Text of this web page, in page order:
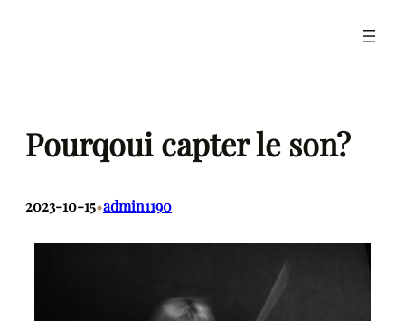
Pourqoui capter le son?
2023-10-15•admin1190